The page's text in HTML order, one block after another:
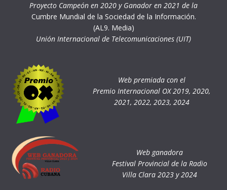
Proyecto Campeón en 2020 y Ganador en 2021 de la
Cumbre Mundial de la Sociedad de la Información.
(AL9. Media)
Unión Internacional de Telecomunicaciones (UIT)
Web premiada con el
Premio Internacional OX 2019, 2020,
2021, 2022, 2023, 2024
Web ganadora
Festival Provincial de la Radio
Villa Clara 2023 y 2024